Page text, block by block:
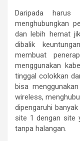
Daripada harus
menghubungkan
dan lebih hemat
dibalik
membuat
menggunakan
tinggal colokkan
bisa
wireless,
dipengaruhi
site 1 dengan site
tanpa halangan.